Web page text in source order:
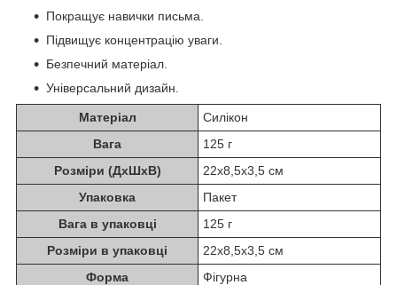
Покращує навички письма.
Підвищує концентрацію уваги.
Безпечний матеріал.
Універсальний дизайн.
Матеріал
Силікон
Вага
125 г
Розміри (ДхШхВ)
22х8,5х3,5 см
Упаковка
Пакет
Вага в упаковці
125 г
Розміри в упаковці
22х8,5х3,5 см
Форма
Фігурна